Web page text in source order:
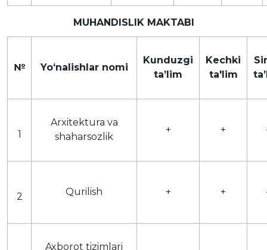
MUHANDISLIK MAKTABI
№ Yoʻnalishlar nomi
Kunduzgi
taʼlim
Kechki
ta'lim
1
Arxitektura va
shaharsozlik
+ +
2 Qurilish + +
Axborot tizimlari